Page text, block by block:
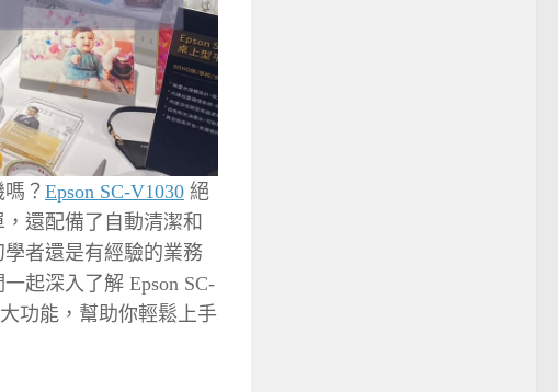
？ Epson SC-V1030 絕
還配備了自動清潔和
者還是有經驗的業務
起深入了解 Epson SC-
功能，幫助你輕鬆上手